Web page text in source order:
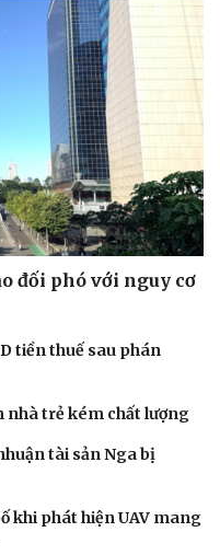
đối phó với nguy cơ
tiền thuế sau phán
trẻ kém chất lượng
tài sản Nga bị
khi phát hiện UAV mang